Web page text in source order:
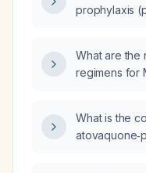
prophylaxis
What are the
regimens for
(oral cholera
prevention?
What is the